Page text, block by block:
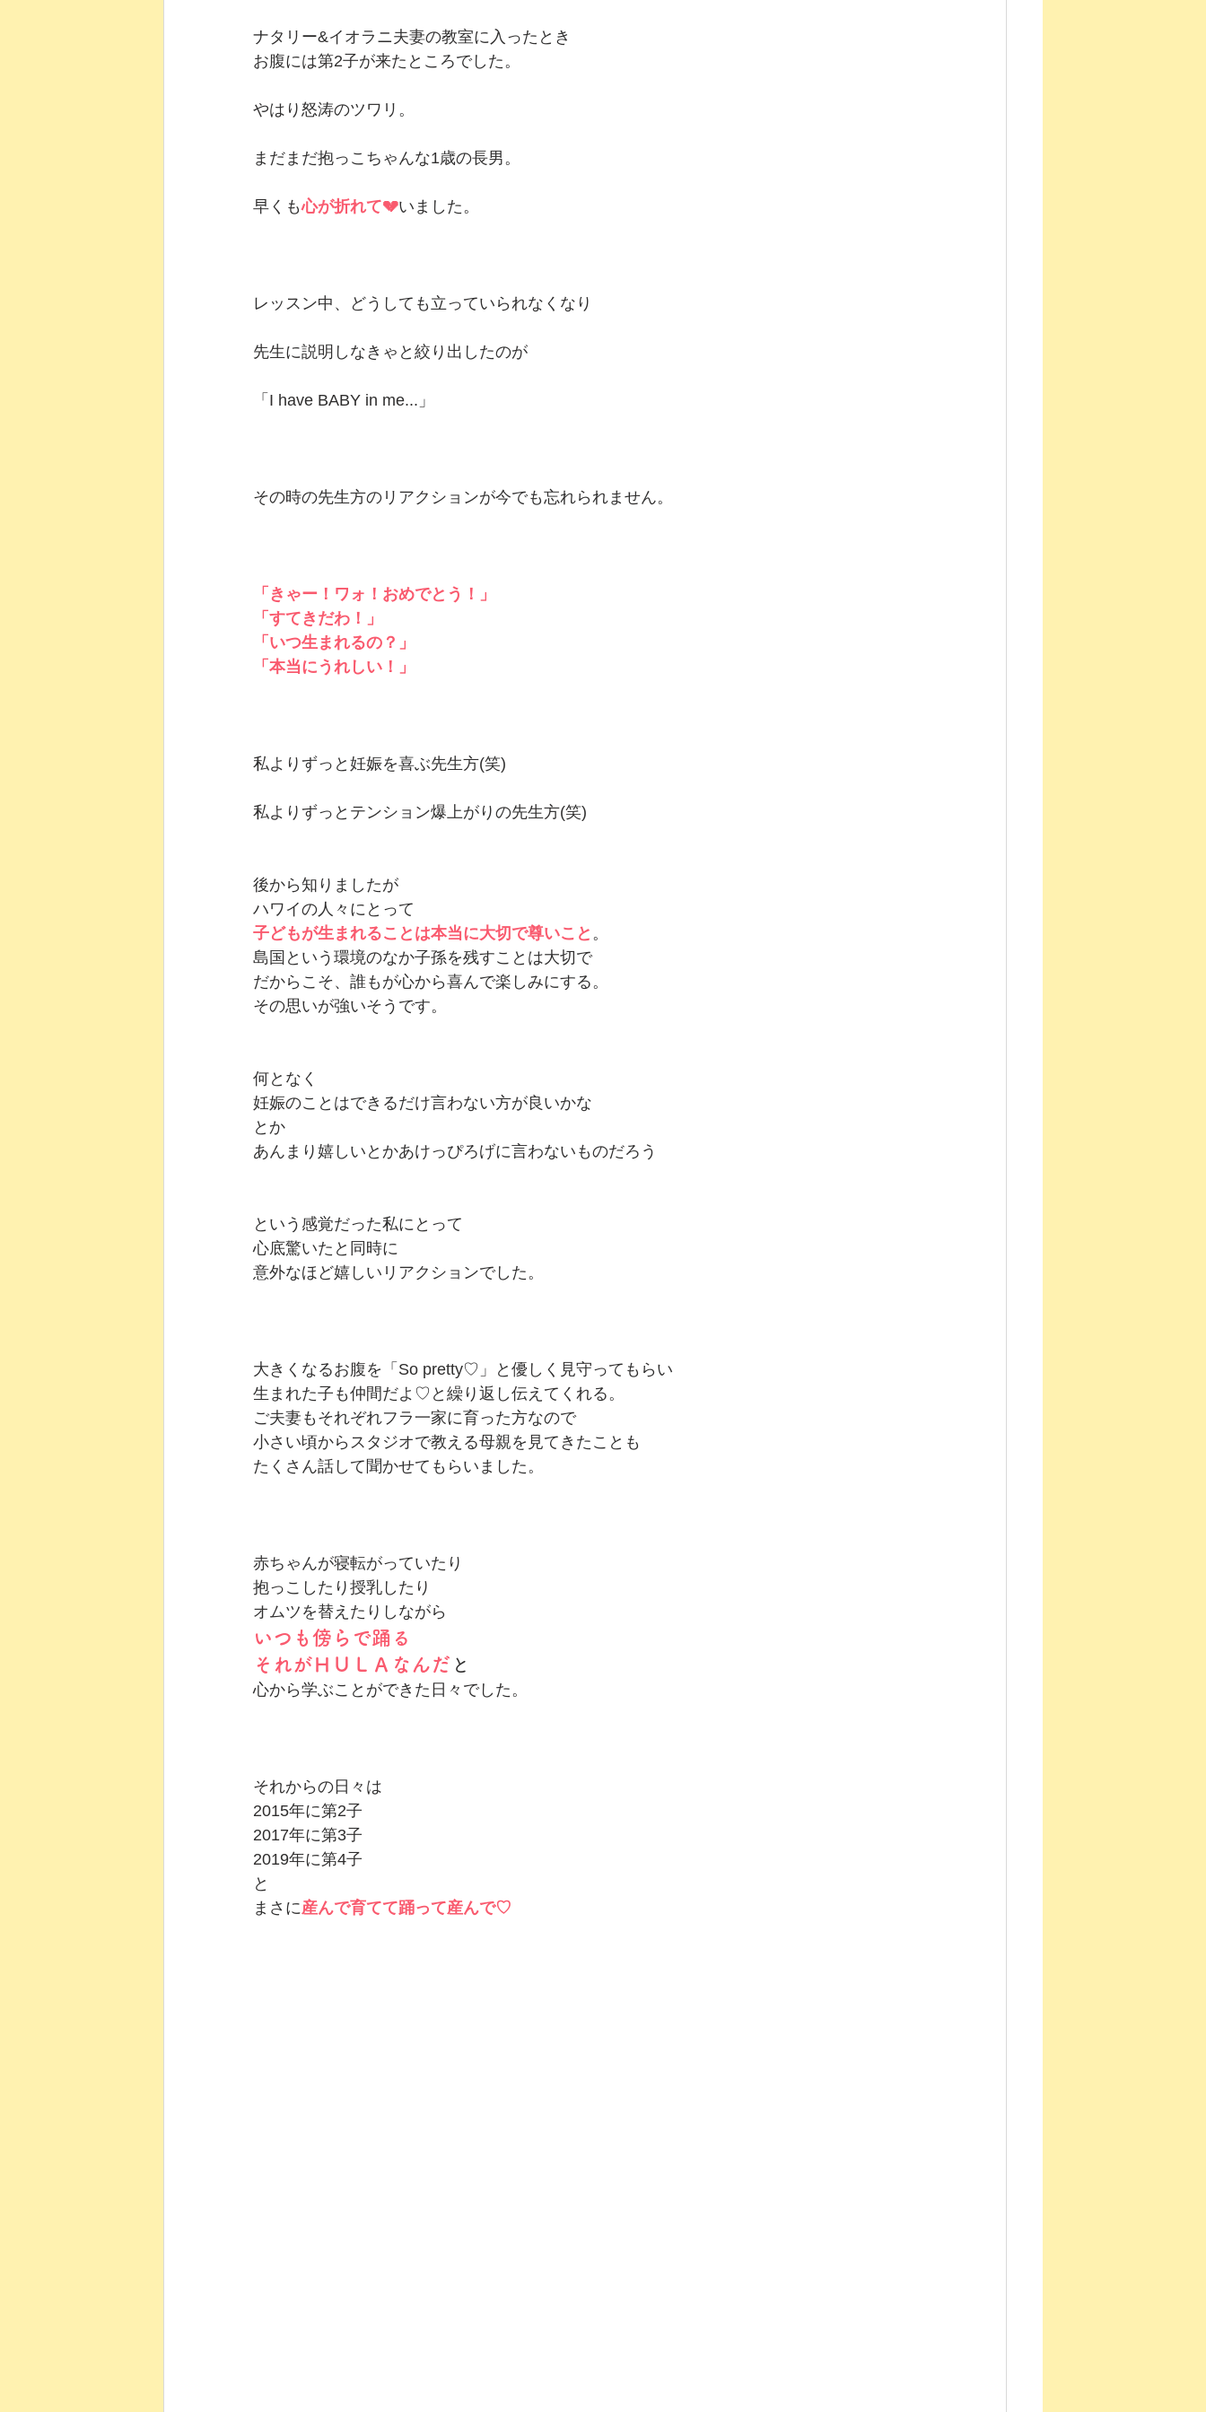
ナタリー&イオラニ夫妻の教室に入ったとき
お腹には第2子が来たところでした。
やはり怒涛のツワリ。
まだまだ抱っこちゃんな1歳の長男。
早くも心が折れて💔いました。
レッスン中、どうしても立っていられなくなり
先生に説明しなきゃと絞り出したのが
「I have BABY in me...」
その時の先生方のリアクションが今でも忘れられません。
「きゃー！ワォ！おめでとう！」
「すてきだわ！」
「いつ生まれるの？」
「本当にうれしい！」
私よりずっと妊娠を喜ぶ先生方(笑)
私よりずっとテンション爆上がりの先生方(笑)
後から知りましたが
ハワイの人々にとって
子どもが生まれることは本当に大切で尊いこと 。
島国という環境のなか子孫を残すことは大切で
だからこそ、誰もが心から喜んで楽しみにする。
その思いが強いそうです。
何となく
妊娠のことはできるだけ言わない方が良いかな
とか
あんまり嬉しいとかあけっぴろげに言わないものだろう
という感覚だった私にとって
心底驚いたと同時に
意外なほど嬉しいリアクションでした。
大きくなるお腹を「So pretty♡」と優しく見守ってもらい
生まれた子も仲間だよ♡と繰り返し伝えてくれる。
ご夫妻もそれぞれフラ一家に育った方なので
小さい頃からスタジオで教える母親を見てきたことも
たくさん話して聞かせてもらいました。
赤ちゃんが寝転がっていたり
抱っこしたり授乳したり
オムツを替えたりしながら
いつも傍らで踊る
それがＨＵＬＡなんだ と
心から学ぶことができた日々でした。
それからの日々は
2015年に第2子
2017年に第3子
2019年に第4子
と
まさに産んで育てて踊って産んで♡